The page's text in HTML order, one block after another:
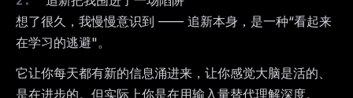
想了很久，我慢慢意识到 —— 追新本身，是一种“看起来
在学习的逃避"。
它让你每天都有新的信息涌进来，让你感觉大脑是活的、
是在进步的。但实际上你是在用输入量替代理解深度。